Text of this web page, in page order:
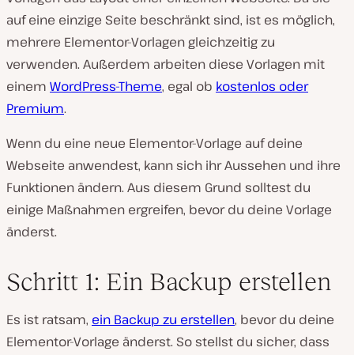
auf eine einzige Seite beschränkt sind, ist es möglich,
mehrere Elementor-Vorlagen gleichzeitig zu
verwenden. Außerdem arbeiten diese Vorlagen mit
einem WordPress-Theme, egal ob kostenlos oder
Premium.
Wenn du eine neue Elementor-Vorlage auf deine
Webseite anwendest, kann sich ihr Aussehen und ihre
Funktionen ändern. Aus diesem Grund solltest du
einige Maßnahmen ergreifen, bevor du deine Vorlage
änderst.
Schritt 1: Ein Backup erstellen
Es ist ratsam, ein Backup zu erstellen, bevor du deine
Elementor-Vorlage änderst. So stellst du sicher, dass